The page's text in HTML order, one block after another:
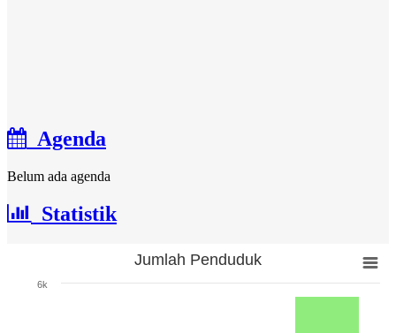
Agenda
Belum ada agenda
Statistik
Jumlah Penduduk
6k